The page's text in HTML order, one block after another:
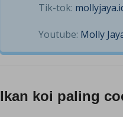
Tik-tok:
Youtube: Molly
Ikan koi paling